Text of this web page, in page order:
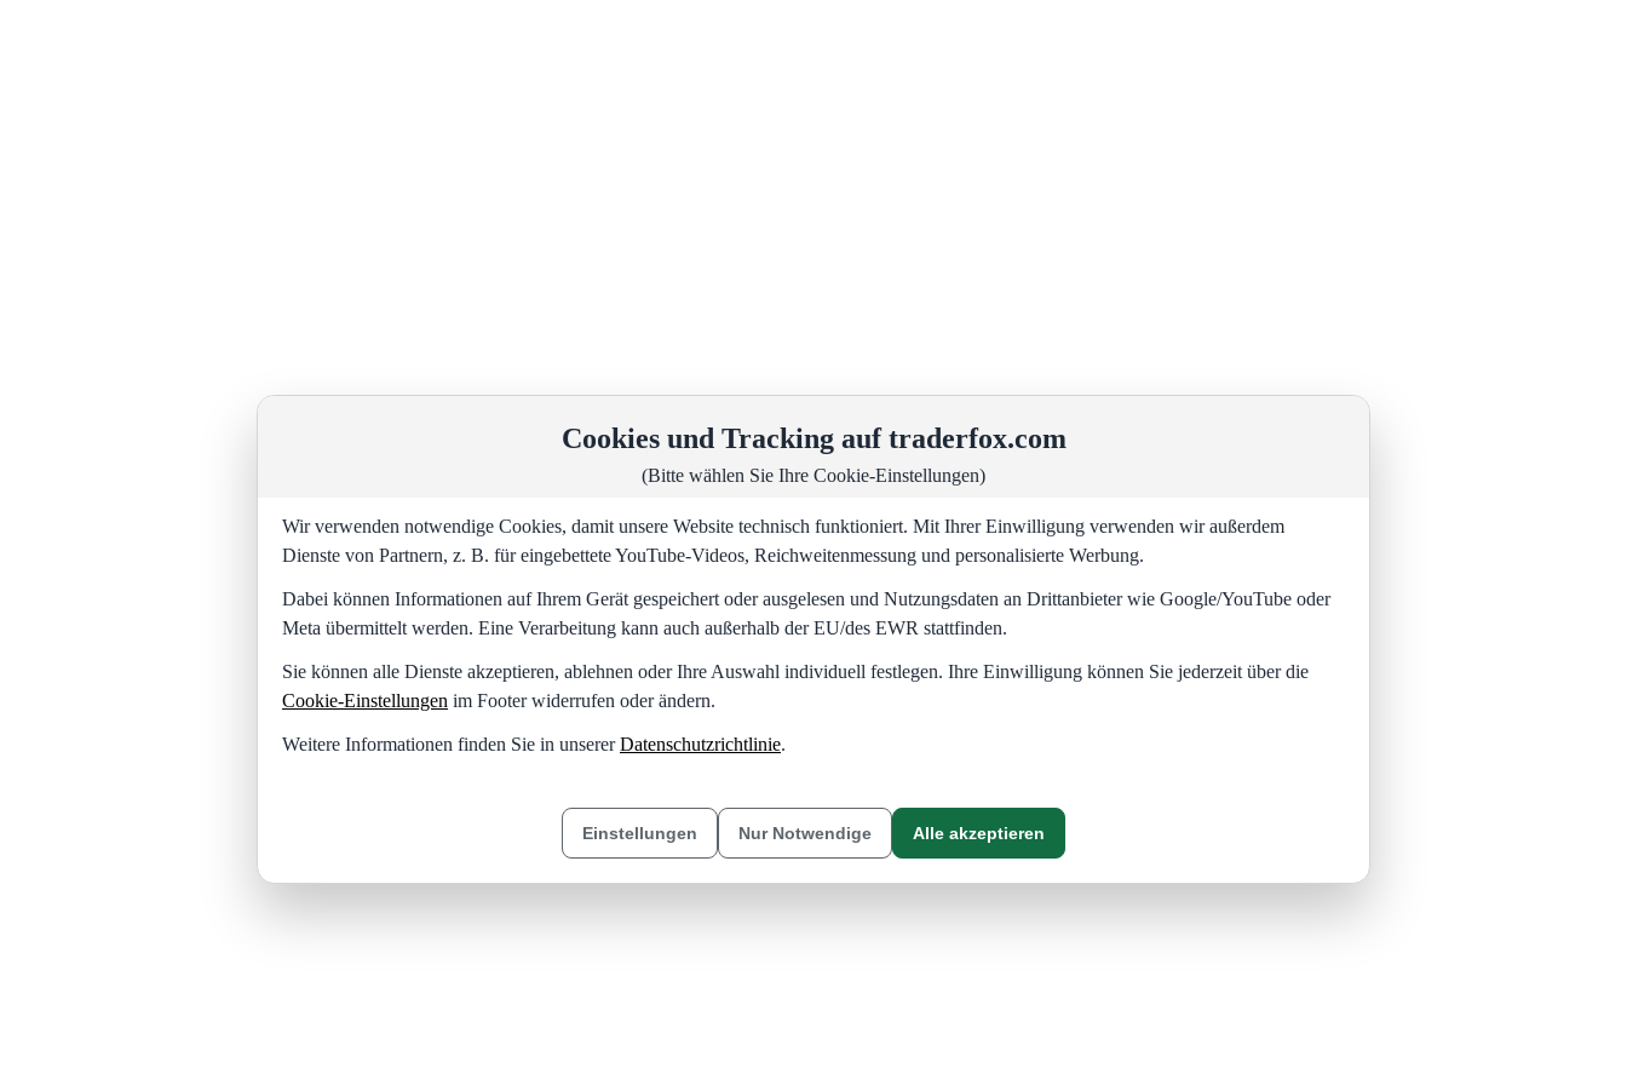
Cookies und Tracking auf traderfox.com
(Bitte wählen Sie Ihre Cookie-Einstellungen)
Wir verwenden notwendige Cookies, damit unsere Website technisch funktioniert. Mit Ihrer Einwilligung verwenden wir außerdem
Dienste von Partnern, z. B. für eingebettete YouTube-Videos, Reichweitenmessung und personalisierte Werbung.
Dabei können Informationen auf Ihrem Gerät gespeichert oder ausgelesen und Nutzungsdaten an Drittanbieter wie Google/YouTube oder
Meta übermittelt werden. Eine Verarbeitung kann auch außerhalb der EU/des EWR stattfinden.
Sie können alle Dienste akzeptieren, ablehnen oder Ihre Auswahl individuell festlegen. Ihre Einwilligung können Sie jederzeit über die
Cookie-Einstellungen im Footer widerrufen oder ändern.
Weitere Informationen finden Sie in unsererDatenschutzrichtlinie.
Einstellungen Nur Notwendige Alle akzeptieren